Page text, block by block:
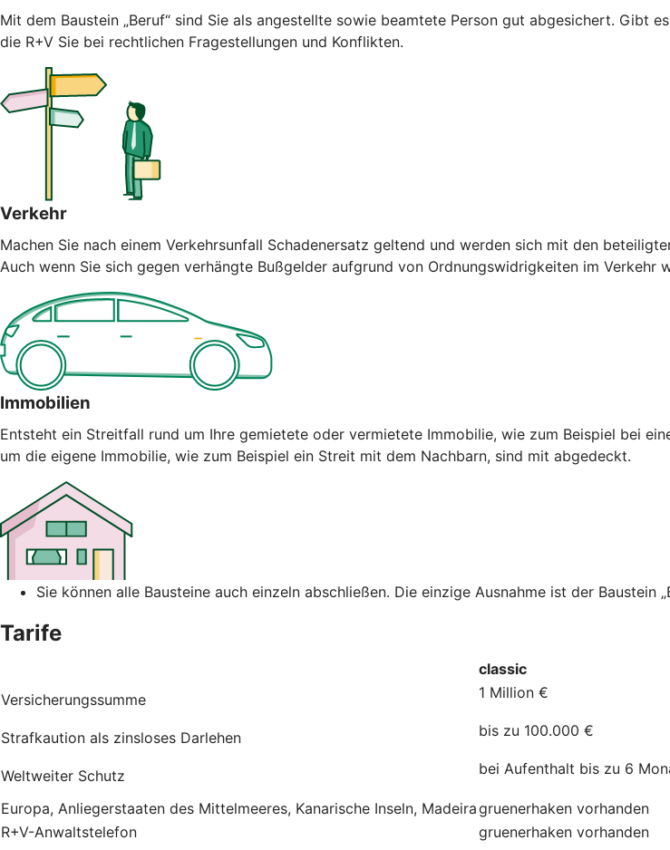
Mit dem Baustein „Beruf“ sind Sie als angestellte sowie beamtete Person gut abgesichert.
die R+V Sie bei rechtlichen Fragestellungen und Konflikten.
Verkehr
Machen Sie nach einem Verkehrsunfall Schadenersatz geltend und werden sich mit den
Auch wenn Sie sich gegen verhängte Bußgelder aufgrund von Ordnungswidrigkeiten im Verkehr
Immobilien
Entsteht ein Streitfall rund um Ihre gemietete oder vermietete Immobilie, wie zum Beispiel bei
um die eigene Immobilie, wie zum Beispiel ein Streit mit dem Nachbarn, sind mit abgedeckt.
Sie können alle Bausteine auch einzeln abschließen. Die einzige Ausnahme ist der Baustein
Tarife
classic
Versicherungssumme
1 Million €
Strafkaution als zinsloses Darlehen bis zu 100.000 €
Weltweiter Schutz bei Aufenthalt bis zu 6
Europa, Anliegerstaaten des Mittelmeeres, Kanarische Inseln, Madeiragruenerhaken vorhanden
R+V-Anwaltstelefon
gruenerhaken vorhanden